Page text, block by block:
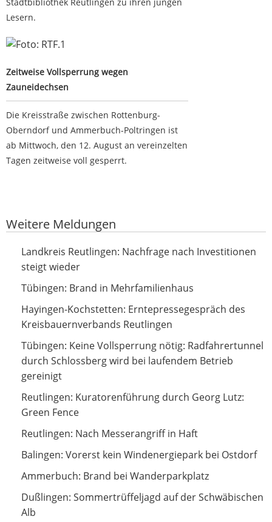
Lesern.
Zeitweise Vollsperrung wegen Zauneidechsen
Zeitweise Vollsperrung wegen
Zauneidechsen
Die Kreisstraße zwischen Rottenburg-
Oberndorf und Ammerbuch-Poltringen ist
ab Mittwoch, den 12. August an vereinzelten
Tagen zeitweise voll gesperrt.
Weitere Meldungen
Nachfrage nach Investitionen steigt wieder
Landkreis Reutlingen: Nachfrage nach Investitionen
steigt wieder
Brand in Mehrfamilienhaus
Tübingen: Brand in Mehrfamilienhaus
Erntepressegespräch des Kreisbauernverbands
Reutlingen
Hayingen-Kochstetten: Erntepressegespräch des
Kreisbauernverbands Reutlingen
Keine Vollsperrung nötig: Radfahrertunnel durch
Schlossberg wird bei laufendem Betrieb gereinigt
Tübingen: Keine Vollsperrung nötig: Radfahrertunnel
durch Schlossberg wird bei laufendem Betrieb
gereinigt
Kuratorenführung durch Georg Lutz: Green Fence
Reutlingen: Kuratorenführung durch Georg Lutz:
Green Fence
Nach Messerangriff in Haft
Reutlingen: Nach Messerangriff in Haft
Vorerst kein Windenergiepark bei Ostdorf
Balingen: Vorerst kein Windenergiepark bei Ostdorf
Brand bei Wanderparkplatz
Ammerbuch: Brand bei Wanderparkplatz
Sommertrüffeljagd auf der Schwäbischen Alb
Dußlingen: Sommertrüffeljagd auf der Schwäbischen
Alb